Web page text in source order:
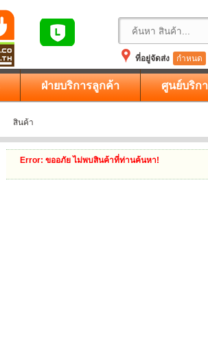
ที่อยู่จัดส่ง
กำหนด
ฝ่ายบริการลูกค้า ศูนย์บริก
สินค้า
Error: ขออภัย ไม่พบสินค้าที่ท่านค้นหา!